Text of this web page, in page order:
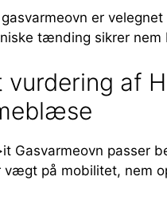
gasvarmeovn er
tænding sikrer nem
vurdering af
Gasvarmeovn passer
på mobilitet, nem